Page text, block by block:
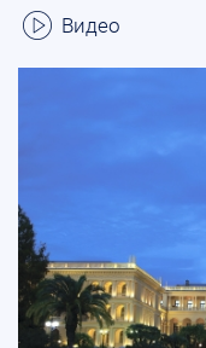
Видео